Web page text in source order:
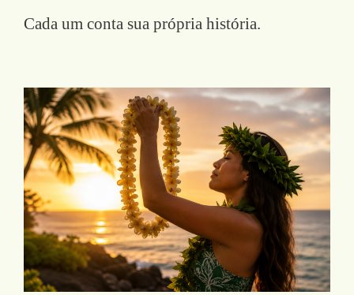
Cada um conta sua própria história.